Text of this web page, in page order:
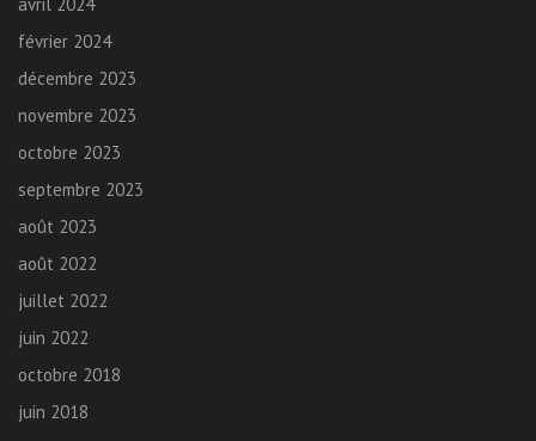
février 2024
décembre 2023
novembre 2023
octobre 2023
septembre 2023
août 2023
août 2022
juillet 2022
juin 2022
octobre 2018
juin 2018